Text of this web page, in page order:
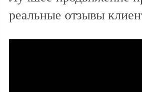
реальные отзывы